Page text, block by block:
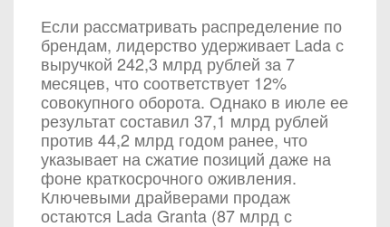
Если рассматривать распределение по
брендам, лидерство удерживает Lada с
выручкой 242,3 млрд рублей за 7
месяцев, что соответствует 12%
совокупного оборота. Однако в июле ее
результат составил 37,1 млрд рублей
против 44,2 млрд годом ранее, что
указывает на сжатие позиций даже на
фоне краткосрочного оживления.
Ключевыми драйверами продаж
остаются Lada Granta (87 млрд с